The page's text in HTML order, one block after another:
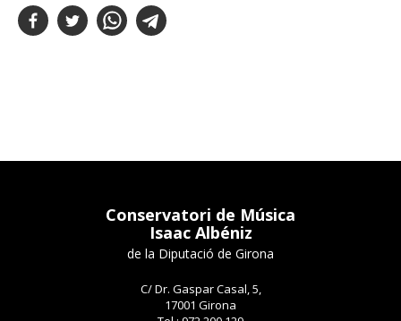
Conservatori de Música
Isaac Albéniz
de la Diputació de Girona
C/ Dr. Gaspar Casal, 5,
17001 Girona